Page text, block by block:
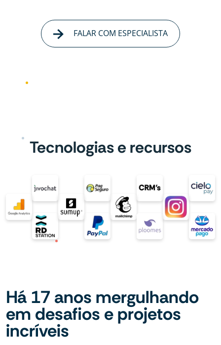
FALAR COM ESPECIALISTA
Tecnologias e recursos
Há 17 anos mergulhando
em desafios e projetos
incríveis